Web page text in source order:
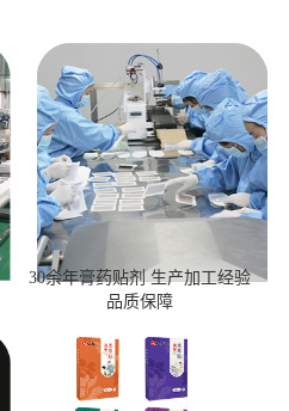
30余年膏药贴剂 生产加工经验
品质保障